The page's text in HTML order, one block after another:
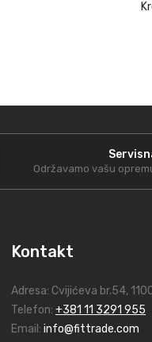
Održavamo vašu
Kontakt
Adresa: Cvijićeva br.54,
Telefon: +381 11 3291 955
Email: info@fittrade.com